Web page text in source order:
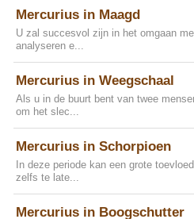
Mercurius in Maagd
U zal succesvol zijn in het omgaan
analyseren e...
Mercurius in Weegschaal
Als u in de buurt bent van twee
om het slec...
Mercurius in Schorpioen
In deze periode kan een grote
zelfs te late...
Mercurius in Boogschutter